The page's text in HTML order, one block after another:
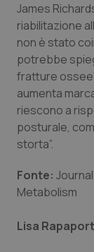
Psoriasi
Rene &
James
riabilitazione
non è stato
potrebbe
fratture
aumenta
riescono a
posturale,
storta”.
Fonte:
Metabolism
Lisa Rapaport